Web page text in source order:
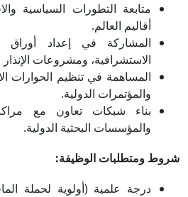
متابعة التطورات السياسية
أقاليم العالم.
المشاركة في إعداد أوراق
الاستشرافية، ومشروعات الإنذار
المساهمة في تنظيم الحوارات
والمؤتمرات الدولية.
بناء شبكات تعاون مع
والمؤسسات البحثية الدولية.
شروط ومتطلبات الوظيفة:
درجة علمية (أولوية لحملة